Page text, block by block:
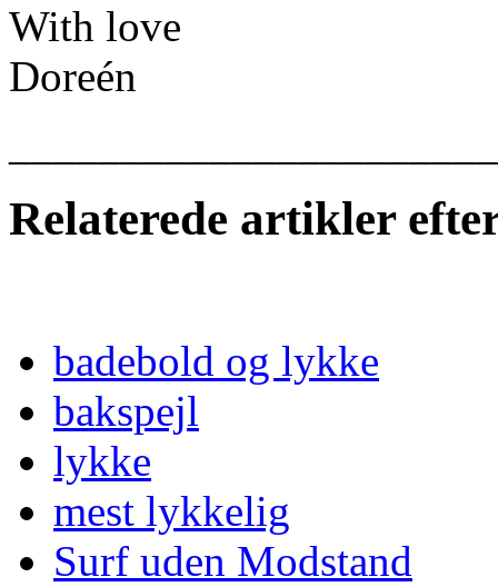
With love
Doreén
Relaterede artikler
badebold og lykke
bakspejl
lykke
mest lykkelig
Surf uden Modstand